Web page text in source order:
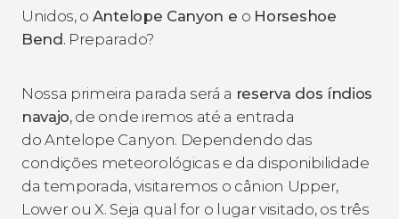
Unidos, o Antelope Canyon e o Horseshoe
Bend. Preparado?
Nossa primeira parada será a reserva dos índios
navajo, de onde iremos até a entrada
do Antelope Canyon. Dependendo das
condições meteorológicas e da disponibilidade
da temporada, visitaremos o cânion Upper,
Lower ou X. Seja qual for o lugar visitado, os três